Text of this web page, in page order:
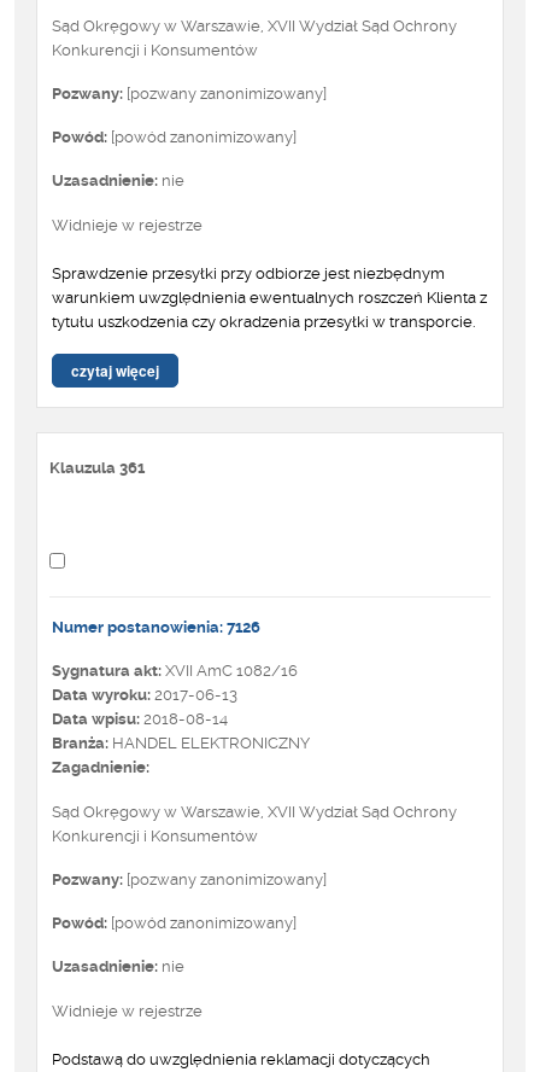
Sąd Okręgowy w Warszawie, XVII Wydział Sąd Ochrony
Konkurencji i Konsumentów
Pozwany: [pozwany zanonimizowany]
Powód: [powód zanonimizowany]
Uzasadnienie: nie
Widnieje w rejestrze
Sprawdzenie przesyłki przy odbiorze jest niezbędnym
warunkiem uwzględnienia ewentualnych roszczeń Klienta z
tytułu uszkodzenia czy okradzenia przesyłki w transporcie.
czytaj więcej
Klauzula 361
Numer postanowienia: 7126
Sygnatura akt: XVII AmC 1082/16
Data wyroku: 2017-06-13
Data wpisu: 2018-08-14
Branża: HANDEL ELEKTRONICZNY
Zagadnienie:
Sąd Okręgowy w Warszawie, XVII Wydział Sąd Ochrony
Konkurencji i Konsumentów
Pozwany: [pozwany zanonimizowany]
Powód: [powód zanonimizowany]
Uzasadnienie: nie
Widnieje w rejestrze
Podstawą do uwzględnienia reklamacji dotyczących